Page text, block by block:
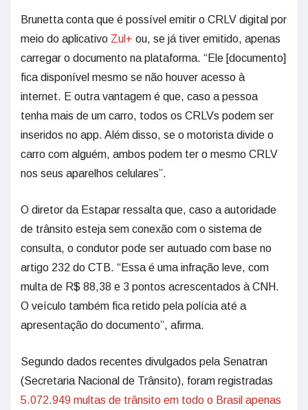
Brunetta conta que é possível emitir o CRLV digital por
meio do aplicativo Zul+ ou, se já tiver emitido, apenas
carregar o documento na plataforma. “Ele [documento]
fica disponível mesmo se não houver acesso à
internet. E outra vantagem é que, caso a pessoa
tenha mais de um carro, todos os CRLVs podem ser
inseridos no app. Além disso, se o motorista divide o
carro com alguém, ambos podem ter o mesmo CRLV
nos seus aparelhos celulares”.
O diretor da Estapar ressalta que, caso a autoridade
de trânsito esteja sem conexão com o sistema de
consulta, o condutor pode ser autuado com base no
artigo 232 do CTB. “Essa é uma infração leve, com
multa de R$ 88,38 e 3 pontos acrescentados à CNH.
O veículo também fica retido pela polícia até a
apresentação do documento”, afirma.
Segundo dados recentes divulgados pela Senatran
(Secretaria Nacional de Trânsito), foram registradas
5.072.949 multas de trânsito em todo o Brasil apenas